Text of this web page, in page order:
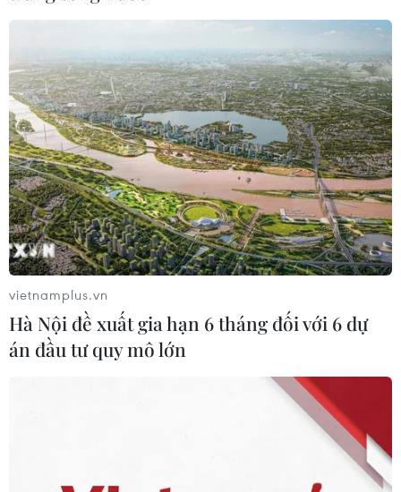
Nhật Bản: Bão Jangmi tiến gần Tokyo,
250.000 người được lệnh sơ tán
02/06/2026 14:18
Lệnh sơ tán đã được ban hành cho ít nhất khoảng
250.000 người thuộc khoảng 130.000 hộ gia đình tại
các tỉnh Miyazaki, Kagoshima và Okinawa, với khoảng
560 người đang trú ẩn tại các trung tâm sơ tán.
vietnamplus.vn
Hà Nội đề xuất gia hạn 6 tháng đối với 6 dự
án đầu tư quy mô lớn